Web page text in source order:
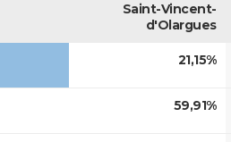
Saint-Vincent-
d'Olargues
21,15%
59,91%